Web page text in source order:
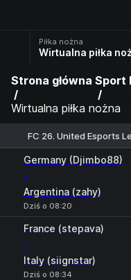
Piłka nożna
Wirtualna piłka
Strona główna Sport
Wirtualna piłka nożna
FC 26. United Esports
Germany (Djimbo88)
-
Argentina (zahy)
Dziś o 08:20
France (stepava)
-
Italy (siignstar)
Dziś o 08:34